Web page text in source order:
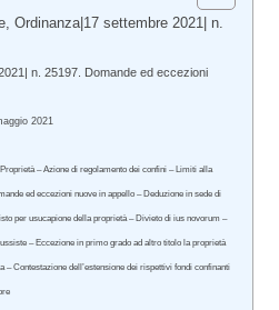
Ordinanza|17 settembre 2021| n.
n. 25197. Domande ed eccezioni
2021
– Azione di regolamento dei confini – Limiti alla
ed eccezioni nuove in appello – Deduzione in sede di
per usucapione della proprietà – Divieto di ius novorum –
– Eccezione in primo grado ad altro titolo la proprietà
– Contestazione dell’estensione dei rispettivi fondi confinanti